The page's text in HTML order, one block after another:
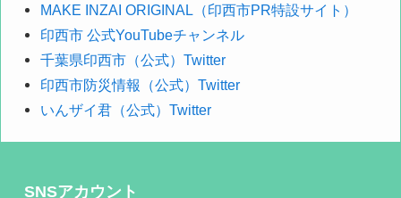
MAKE INZAI ORIGINAL（印西市PR特設サイト）
印西市 公式YouTubeチャンネル
千葉県印西市（公式）Twitter
印西市防災情報（公式）Twitter
いんザイ君（公式）Twitter
SNSアカウント